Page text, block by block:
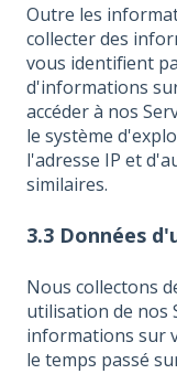
Outre les
collecter des
vous identifient
d'informations
accéder à nos
le système
l'adresse IP et
similaires.
3.3 Données
Nous collectons
utilisation de nos
informations sur
le temps passé